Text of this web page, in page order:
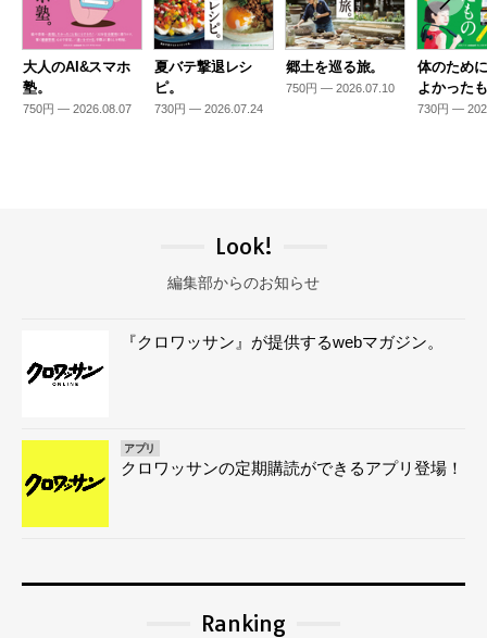
大人のAI&スマホ
塾。
750円 — 2026.08.07
夏バテ撃退レシ
ピ。
730円 — 2026.07.24
郷土を巡る旅。
750円 — 2026.07.10
体のため
よかった
730円 —
Look!
編集部からのお知らせ
『クロワッサン』が提供するwebマガジン。
アプリ
クロワッサンの定期購読ができるアプリ登場！
Ranking